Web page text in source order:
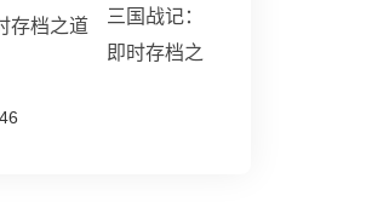
三国战记：
即时存档之